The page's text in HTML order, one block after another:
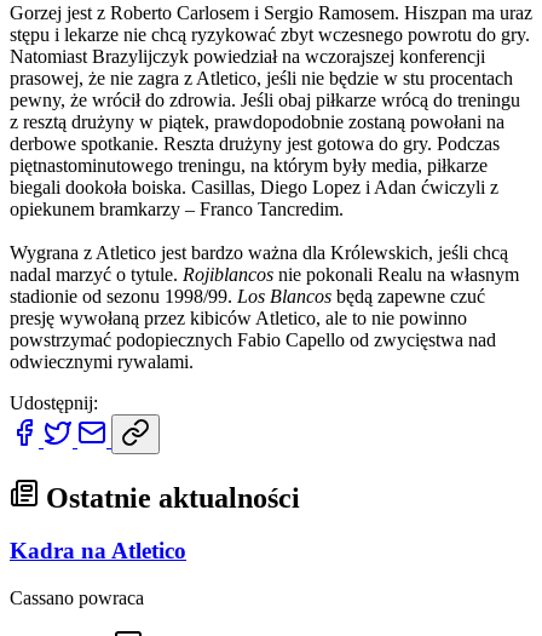
Gorzej jest z Roberto Carlosem i Sergio Ramosem. Hiszpan ma uraz
stępu i lekarze nie chcą ryzykować zbyt wczesnego powrotu do gry.
Natomiast Brazylijczyk powiedział na wczorajszej konferencji
prasowej, że nie zagra z Atletico, jeśli nie będzie w stu procentach
pewny, że wrócił do zdrowia. Jeśli obaj piłkarze wrócą do treningu
z resztą drużyny w piątek, prawdopodobnie zostaną powołani na
derbowe spotkanie. Reszta drużyny jest gotowa do gry. Podczas
piętnastominutowego treningu, na którym były media, piłkarze
biegali dookoła boiska. Casillas, Diego Lopez i Adan ćwiczyli z
opiekunem bramkarzy – Franco Tancredim.
Wygrana z Atletico jest bardzo ważna dla Królewskich, jeśli chcą
nadal marzyć o tytule. Rojiblancos nie pokonali Realu na własnym
stadionie od sezonu 1998/99. Los Blancos będą zapewne czuć
presję wywołaną przez kibiców Atletico, ale to nie powinno
powstrzymać podopiecznych Fabio Capello od zwycięstwa nad
odwiecznymi rywalami.
Udostępnij:
Ostatnie aktualności
Kadra na Atletico
Cassano powraca